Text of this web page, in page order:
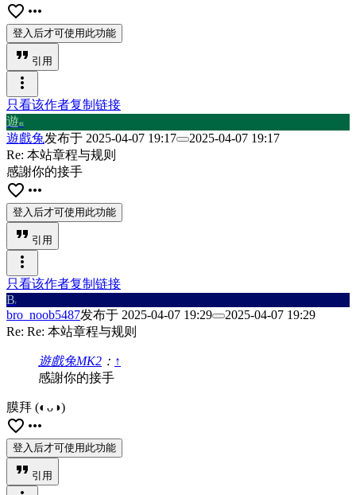
favorite_border more_horiz
登入后才可使用此功能
format_quote 引用
more_vert
只看该作者复制链接
遊戲
遊戲兔发布于 2025-04-07 19:17
2025-04-07 19:17
Re: 本站章程与规则
感謝你的接手
favorite_border more_horiz
登入后才可使用此功能
format_quote 引用
more_vert
只看该作者复制链接
Br
bro_noob5487发布于 2025-04-07 19:29
2025-04-07 19:29
Re: Re: 本站章程与规则
遊戲兔MK2 ： ↑
感謝你的接手
膜拜 (◐ᴗ◑)
favorite_border more_horiz
登入后才可使用此功能
format_quote 引用